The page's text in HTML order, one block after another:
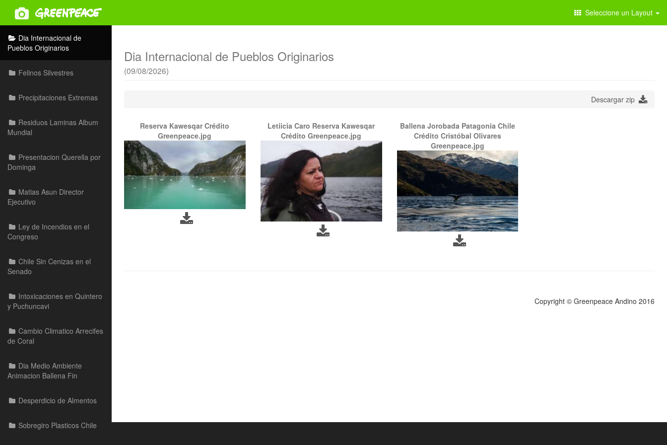
Seleccione un Layout
Dia Internacional de
Pueblos Originarios
Felinos Silvestres
Precipitaciones Extremas
Residuos Laminas Album
Mundial
Presentacion Querella por
Dominga
Matias Asun Director
Ejecutivo
Ley de Incendios en el
Congreso
Chile Sin Cenizas en el
Senado
Intoxicaciones en Quintero
y Puchuncavi
Cambio Climatico Arrecifes
de Coral
Dia Medio Ambiente
Animacion Ballena Fin
Desperdicio de Almentos
Sobregiro Plasticos Chile
Dia Internacional de Pueblos Originarios
(09/08/2026)
Descargar zip
Reserva Kawesqar Crédito
Greenpeace.jpg
Letiicia Caro Reserva Kawesqar
Crédito Greenpeace.jpg
Ballena Jorobada Patagonia Chile
Crédito Cristóbal Olivares
Greenpeace.jpg
Copyright © Greenpeace Andino 2016